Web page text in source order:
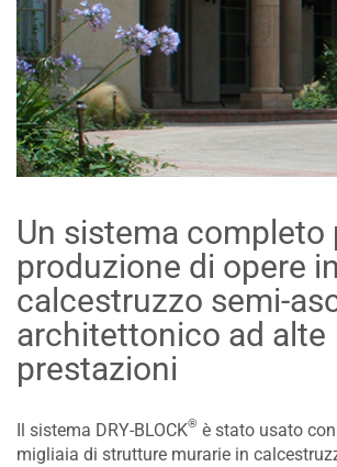
Un sistema completo
produzione di opere in
calcestruzzo semi-
architettonico ad alte
prestazioni
Il sistema DRY-BLOCK® è stato usato
migliaia di strutture murarie in